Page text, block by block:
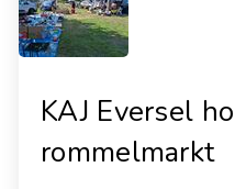
KAJ Eversel
rommelmarkt